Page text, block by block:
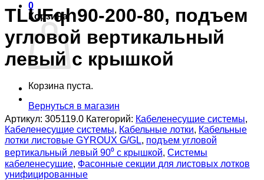
0
Корзина
Корзина пуста.
Вернуться в магазин
TLUFqh90-200-80, подъем
угловой вертикальный
левый с крышкой
Артикул: 305119.0 Категорий: Кабеленесущие системы,
Кабеленесущие системы, Кабельные лотки, Кабельные
лотки листовые GYROUX G/GL, подъем угловой
вертикальный левый 90⁰ с крышкой, Системы
кабеленесущие, Фасонные секции для листовых лотков
унифицированные